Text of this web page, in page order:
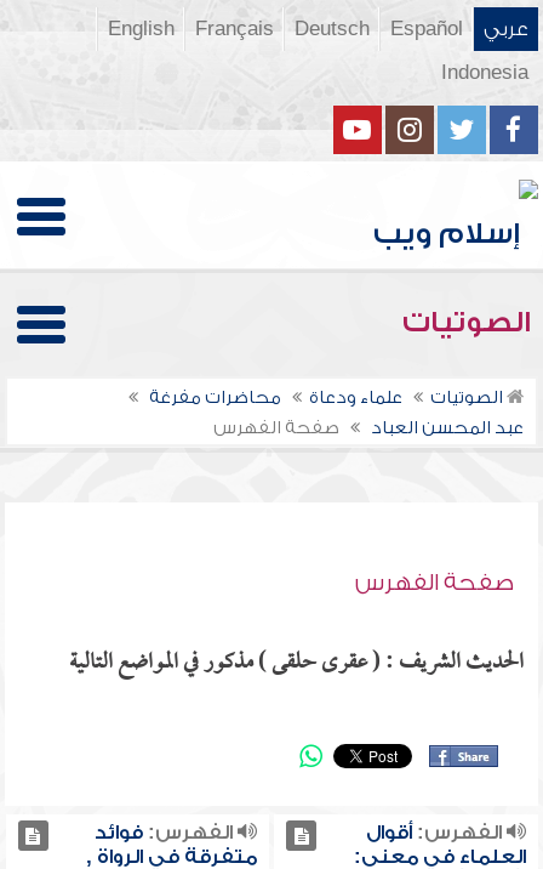
عربي Español
Deutsch
Français
English
Indonesia
الصوتيات
الصوتيات علماء ودعاة
محاضرات مفرغة
عبد المحسن العباد
صفحة الفهرس
صفحة الفهرس
الحديث الشريف : ( عقرى حلقى ) مذكور في المواضع التالية
الفهرس:أقوال
العلماء في معنى:
الفهرس:فوائد
متفرقة في الرواة ,